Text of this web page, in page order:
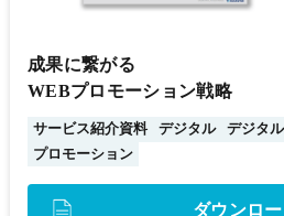
成果に繋がる
WEBプロモーション戦略
サービス紹介資料 デジタル
デジタ
プロモーション
ダウンロ